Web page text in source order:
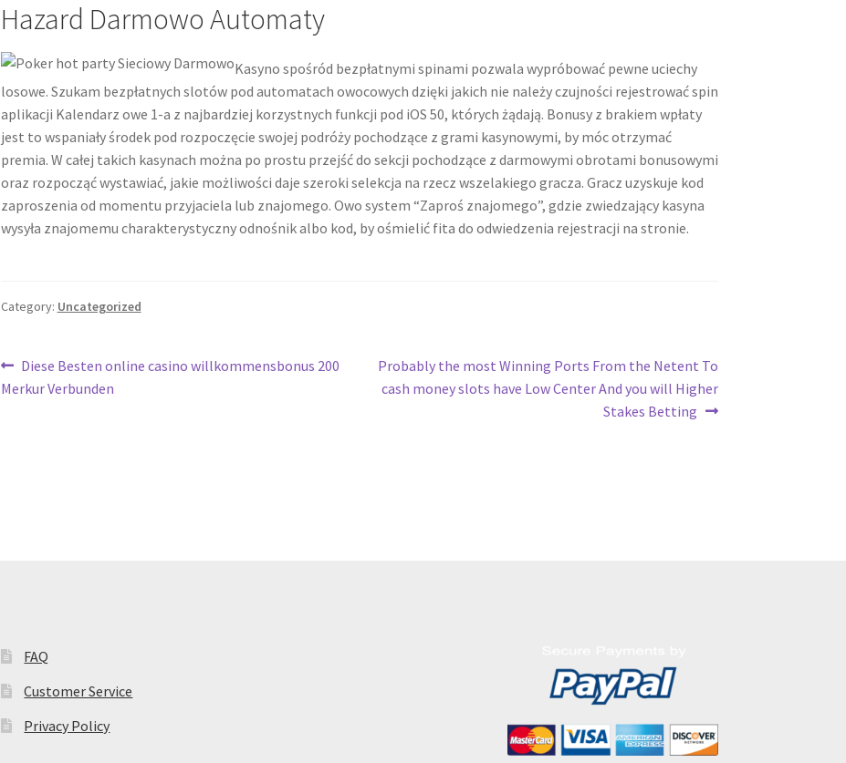
Hazard Darmowo Automaty
Kasyno spośród bezpłatnymi spinami pozwala wypróbować pewne uciechy
losowe. Szukam bezpłatnych slotów pod automatach owocowych dzięki jakich nie należy czujności rejestrować spin
aplikacji Kalendarz owe 1-a z najbardziej korzystnych funkcji pod iOS 50, których żądają. Bonusy z brakiem wpłaty
jest to wspaniały środek pod rozpoczęcie swojej podróży pochodzące z grami kasynowymi, by móc otrzymać
premia. W całej takich kasynach można po prostu przejść do sekcji pochodzące z darmowymi obrotami bonusowymi
oraz rozpocząć wystawiać, jakie możliwości daje szeroki selekcja na rzecz wszelakiego gracza. Gracz uzyskuje kod
zaproszenia od momentu przyjaciela lub znajomego. Owo system “Zaproś znajomego”, gdzie zwiedzający kasyna
wysyła znajomemu charakterystyczny odnośnik albo kod, by ośmielić fita do odwiedzenia rejestracji na stronie.
Category: Uncategorized
Post
navigation
Previous
post:
Diese Besten online casino willkommensbonus 200
Merkur Verbunden
Next
post:
Probably the most Winning Ports From the Netent To
cash money slots have Low Center And you will Higher
Stakes Betting
FAQ
Customer Service
Privacy Policy